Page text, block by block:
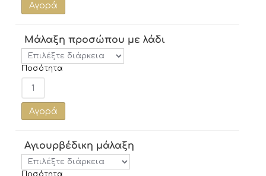
Αγορά
Μάλαξη προσώπου με λάδι
Ποσότητα
Αγορά
Αγιουρβέδικη μάλαξη
Ποσότητα